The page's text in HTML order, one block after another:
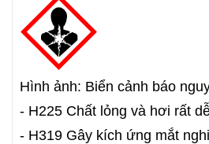
Hình ảnh: Biển cảnh báo
- H225 Chất lỏng và hơi rất
- H319 Gây kích ứng mắt